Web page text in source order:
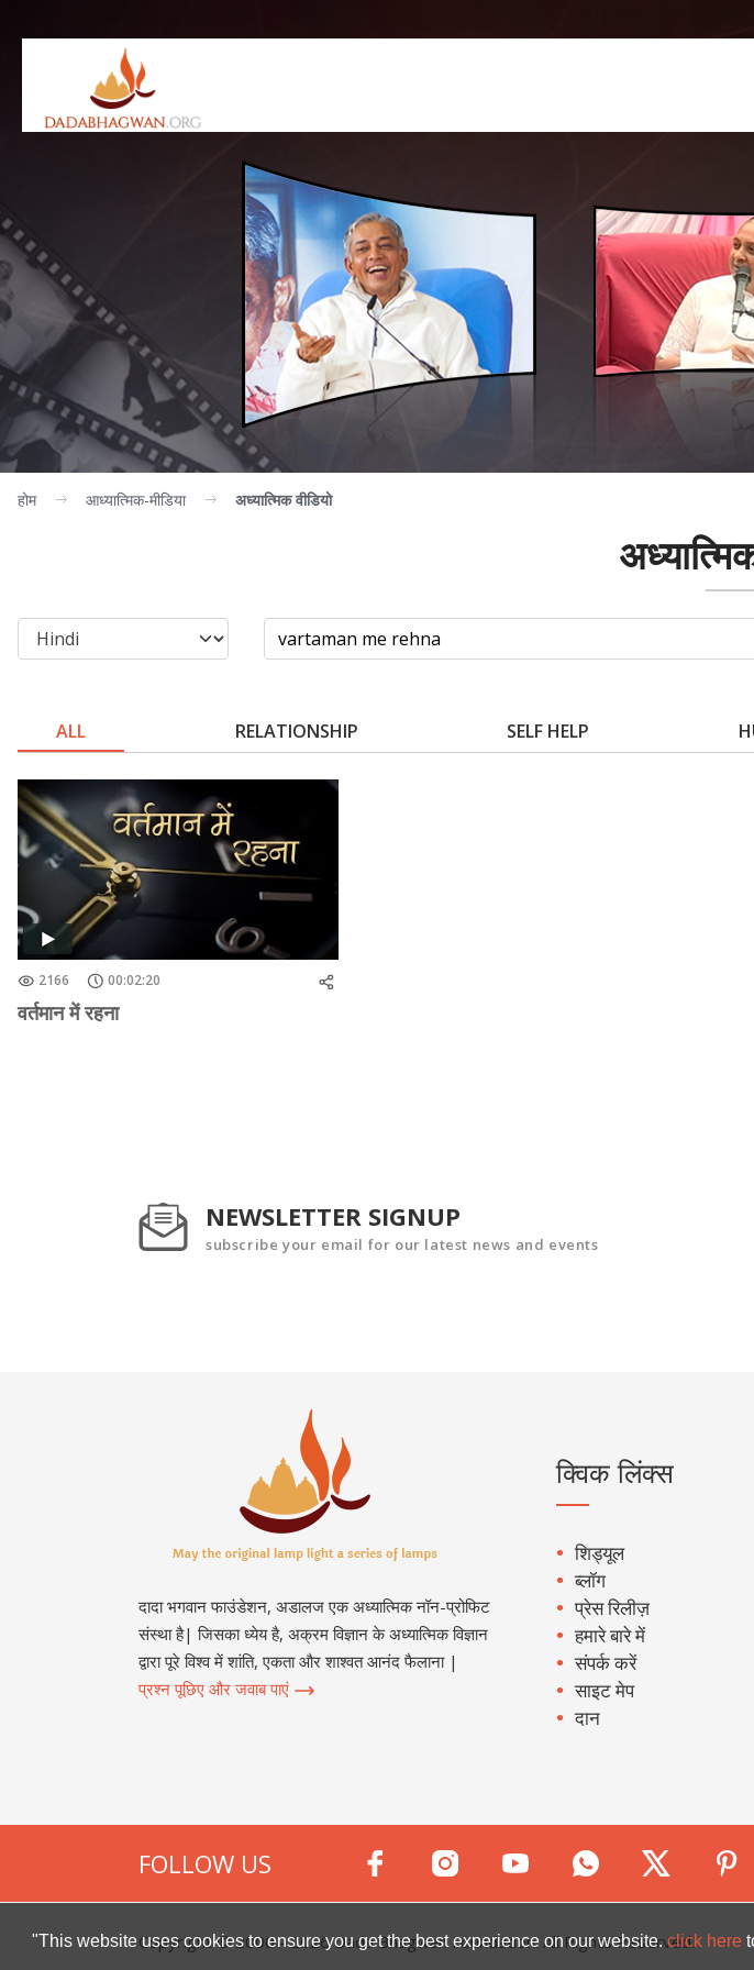
"This website uses cookies to ensure you get the best experience on our website.click here
होम आध्यात्मिक-मीडिया अध्यात्मिक वीडियो
ALL RELATIONSHIP SELF HELP
2166 00:02:20
वर्तमान में रहना
NEWSLETTER SIGNUP
subscribe your email for our latest news and events
दादा भगवान फाउंडेशन, अडालज एक अध्यात्मिक नॉन-प्रोफिट
संस्था है| जिसका ध्येय है, अक्रम विज्ञान के अध्यात्मिक विज्ञान
द्वारा पूरे विश्व में शांति, एकता और शाश्वत आनंद फैलाना |
प्रश्न पूछिए और जवाब पाएं
क्विक लिंक्स
शिड्यूल
ब्लॉग
प्रेस रिलीज़
हमारे बारे में
संपर्क करें
साइट मेप
दान
FOLLOW US
Copyright © 2000 -2026Dada Bhagwan Foundation. All Rights Reserved.